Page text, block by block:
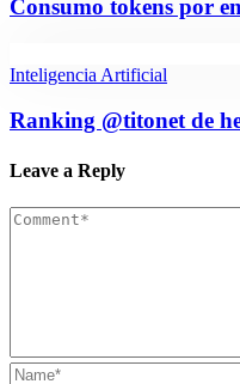
Consumo tokens por
Inteligencia Artificial
Ranking @titonet de
Leave a Reply